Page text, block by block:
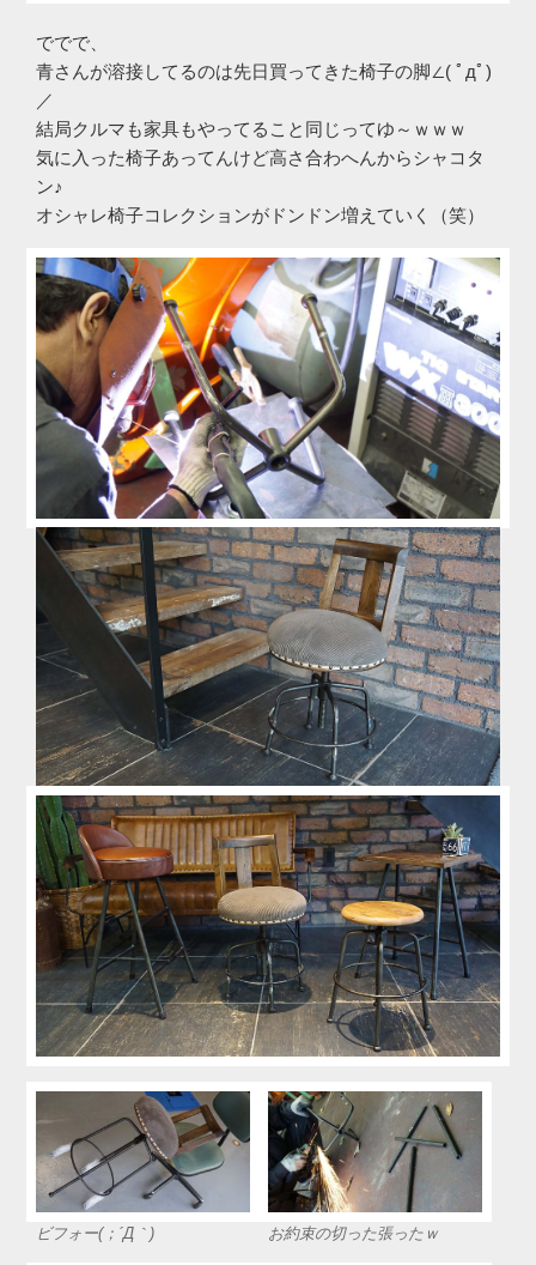
ででで、
青さんが溶接してるのは先日買ってきた椅子の脚∠( ﾟдﾟ)
／
結局クルマも家具もやってること同じってゆ～ｗｗｗ
気に入った椅子あってんけど高さ合わへんからシャコタ
ン♪
オシャレ椅子コレクションがドンドン増えていく（笑）
ビフォー(；´Д｀) お約束の切った張ったｗ